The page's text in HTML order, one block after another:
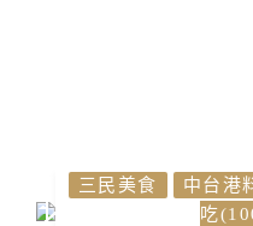
三民美食 中台港
吃